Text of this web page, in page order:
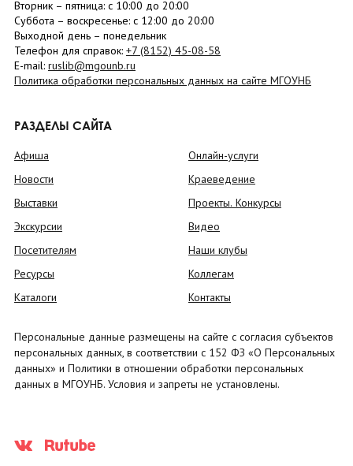
Вторник – пятница: с 10:00 до 20:00
Суббота – воскресенье: c 12:00 до 20:00
Выходной день – понедельник
Телефон для справок: +7 (8152) 45-08-58
E-mail: ruslib@mgounb.ru
Политика обработки персональных данных на сайте МГОУНБ
РАЗДЕЛЫ САЙТА
Афиша
Новости
Выставки
Экскурсии
Посетителям
Ресурсы
Каталоги
Онлайн-услуги
Краеведение
Проекты. Конкурсы
Видео
Наши клубы
Коллегам
Контакты
Персональные данные размещены на сайте с согласия субъектов
персональных данных, в соответствии с 152 ФЗ «О Персональных
данных» и Политики в отношении обработки персональных
данных в МГОУНБ. Условия и запреты не установлены.